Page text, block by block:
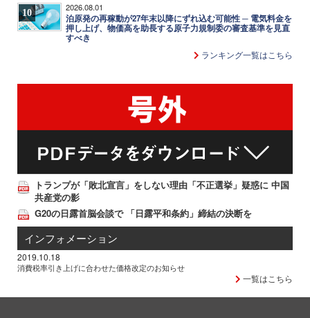
10 2026.08.01
泊原発の再稼動が27年末以降にずれ込む可能性 ─ 電気料金を
押し上げ、物価高を助長する原子力規制委の審査基準を見直
すべき
ランキング一覧はこちら
トランプが「敗北宣言」をしない理由「不正選挙」疑惑に 中国
共産党の影
G20の日露首脳会談で 「日露平和条約」締結の決断を
インフォメーション
2019.10.18
消費税率引き上げに合わせた価格改定のお知らせ
一覧はこちら